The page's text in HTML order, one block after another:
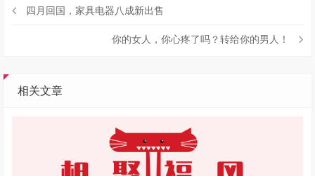
四月回国，家具电器八成新出售
你的女人，你心疼了吗？转给你的男人！
相关文章